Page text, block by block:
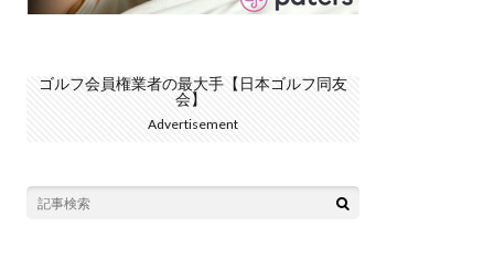
ゴルフ会員権業者の最大手【日本ゴルフ同友
会】
Advertisement